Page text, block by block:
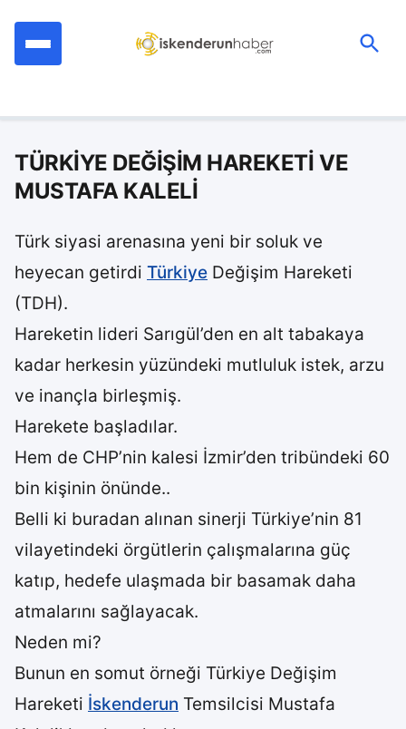
TÜRKİYE DEĞİŞİM HAREKETİ VE
MUSTAFA KALELİ
Türk siyasi arenasına yeni bir soluk ve
heyecan getirdi Türkiye Değişim Hareketi
(TDH).
Hareketin lideri Sarıgül’den en alt tabakaya
kadar herkesin yüzündeki mutluluk istek, arzu
ve inançla birleşmiş.
Harekete başladılar.
Hem de CHP’nin kalesi İzmir’den tribündeki 60
bin kişinin önünde..
Belli ki buradan alınan sinerji Türkiye’nin 81
vilayetindeki örgütlerin çalışmalarına güç
katıp, hedefe ulaşmada bir basamak daha
atmalarını sağlayacak.
Neden mi?
Bunun en somut örneği Türkiye Değişim
Hareketi İskenderun Temsilcisi Mustafa